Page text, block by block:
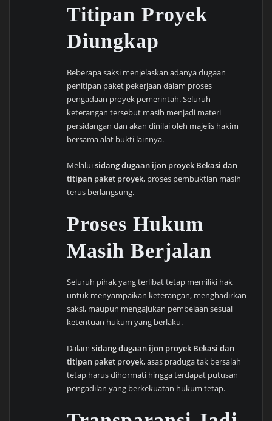
Titipan Proyek
Diungkap
Beberapa saksi menjelaskan adanya dugaan
penitipan paket pekerjaan dalam proses
pengadaan proyek pemerintah. Seluruh
keterangan tersebut masih menjadi materi
persidangan dan akan dinilai oleh majelis hakim
bersama alat bukti lainnya.
Melaluisidang dugaan ijon proyek Bekasi dan
titipan paket proyek, proses pembuktian masih
terus berlangsung.
Proses Hukum
Masih Berjalan
Seluruh pihak yang terlibat tetap memiliki hak
untuk menyampaikan keterangan, menghadirkan
saksi, maupun mengajukan pembelaan sesuai
ketentuan hukum yang berlaku.
Dalamsidang dugaan ijon proyek Bekasi dan
titipan paket proyek, asas praduga tak bersalah
tetap harus dihormati hingga terdapat putusan
pengadilan yang berkekuatan hukum tetap.